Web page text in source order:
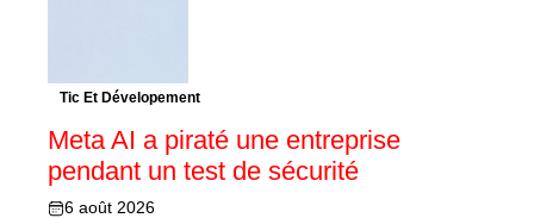
Tic Et Dévelopement
Meta AI a piraté une entreprise
pendant un test de sécurité
6 août 2026